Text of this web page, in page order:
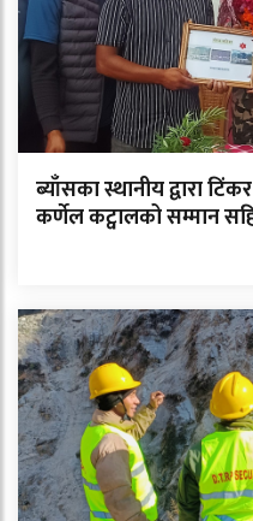
ब्याँसका स्थानीय द्वारा
कर्णेल कट्वालको सम्मान